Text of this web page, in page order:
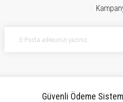
Güvenli Ödeme